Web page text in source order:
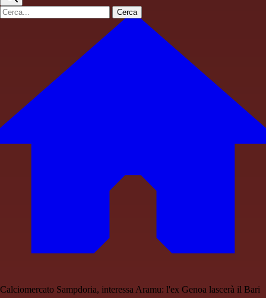
Cerca
Calciomercato Sampdoria, interessa Aramu: l'ex Genoa lascerà il Bari